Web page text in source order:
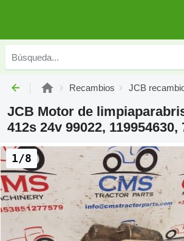
Recambios JCB
JCB Motor de
412s 24v 99022, 119954630,
1/8